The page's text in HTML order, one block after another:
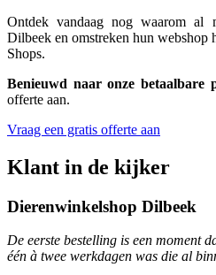
Ontdek vandaag nog waarom al
Dilbeek en omstreken hun webshop
Shops.
Benieuwd naar onze betaalbare
offerte aan.
Vraag een gratis offerte aan
Klant in de kijker
Dierenwinkelshop Dilbeek
De eerste bestelling is een moment
één à twee werkdagen was die al